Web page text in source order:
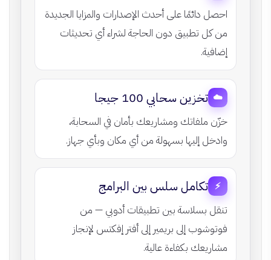
احصل دائمًا على أحدث الإصدارات والمزايا الجديدة
من كل تطبيق دون الحاجة لشراء أي تحديثات
إضافية.
☁️ تخزين سحابي 100 جيجا
خزّن ملفاتك ومشاريعك بأمان في السحابة،
وادخل إليها بسهولة من أي مكان وبأي جهاز.
⚡ تكامل سلس بين البرامج
تنقل بسلاسة بين تطبيقات أدوبي — من
فوتوشوب إلى بريمير إلى أفتر إفكتس لإنجاز
مشاريعك بكفاءة عالية.